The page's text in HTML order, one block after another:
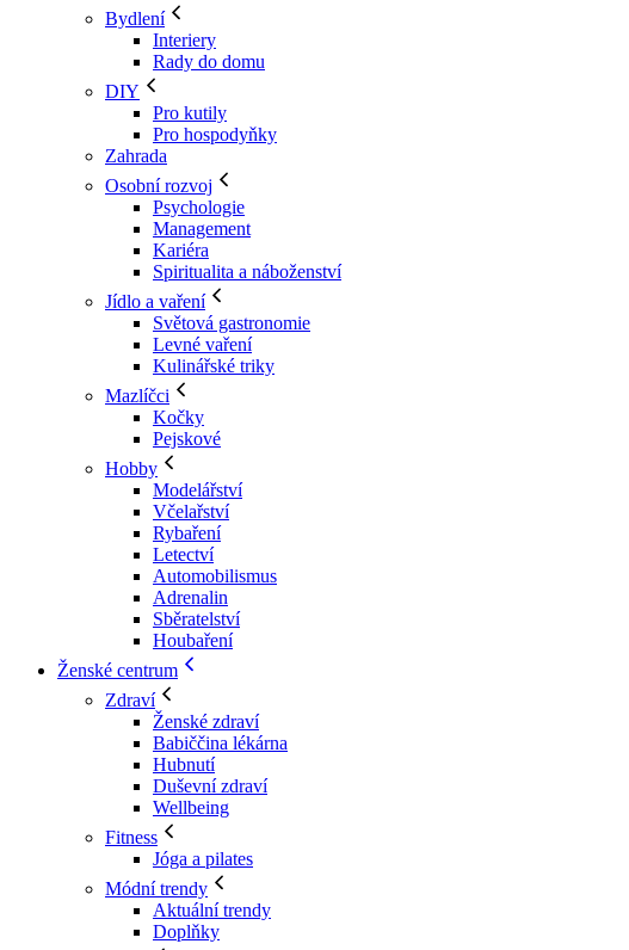
Bydlení
Interiery
Rady do domu
DIY
Pro kutily
Pro hospodyňky
Zahrada
Osobní rozvoj
Psychologie
Management
Kariéra
Spiritualita a náboženství
Jídlo a vaření
Světová gastronomie
Levné vaření
Kulinářské triky
Mazlíčci
Kočky
Pejskové
Hobby
Modelářství
Včelařství
Rybaření
Letectví
Automobilismus
Adrenalin
Sběratelství
Houbaření
Ženské centrum
Zdraví
Ženské zdraví
Babiččina lékárna
Hubnutí
Duševní zdraví
Wellbeing
Fitness
Jóga a pilates
Módní trendy
Aktuální trendy
Doplňky